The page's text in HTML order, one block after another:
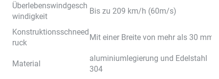
Überlebenswindgesch
windigkeit
Bis zu 209 km/h (60m/s)
Konstruktionsschneed
ruck
Mit einer Breite von mehr als 30 mm,
Material
aluminiumlegierung und Edelstahl
304